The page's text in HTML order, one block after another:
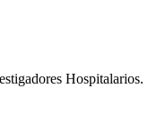
Hospitalarios.